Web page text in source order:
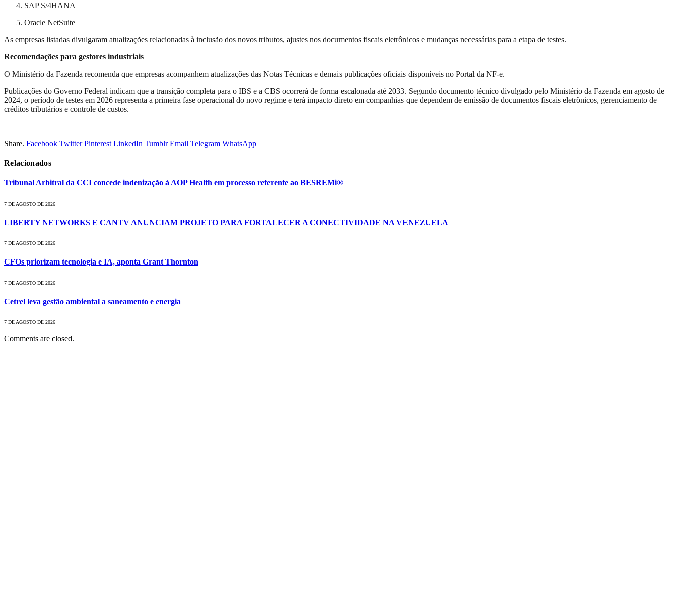
SAP S/4HANA
Oracle NetSuite
As empresas listadas divulgaram atualizações relacionadas à inclusão dos novos tributos, ajustes nos documentos fiscais eletrônicos e mudanças necessárias para a etapa de testes.
Recomendações para gestores industriais
O Ministério da Fazenda recomenda que empresas acompanhem atualizações das Notas Técnicas e demais publicações oficiais disponíveis no Portal da NF-e.
Publicações do Governo Federal indicam que a transição completa para o IBS e a CBS ocorrerá de forma escalonada até 2033. Segundo documento técnico divulgado pelo Ministério da Fazenda em agosto de
2024, o período de testes em 2026 representa a primeira fase operacional do novo regime e terá impacto direto em companhias que dependem de emissão de documentos fiscais eletrônicos, gerenciamento de
créditos tributários e controle de custos.
Share. Facebook Twitter Pinterest LinkedIn Tumblr Email Telegram WhatsApp
Relacionados
Tribunal Arbitral da CCI concede indenização à AOP Health em processo referente ao BESREMi®
7 DE AGOSTO DE 2026
LIBERTY NETWORKS E CANTV ANUNCIAM PROJETO PARA FORTALECER A CONECTIVIDADE NA VENEZUELA
7 DE AGOSTO DE 2026
CFOs priorizam tecnologia e IA, aponta Grant Thornton
7 DE AGOSTO DE 2026
Cetrel leva gestão ambiental a saneamento e energia
7 DE AGOSTO DE 2026
Comments are closed.